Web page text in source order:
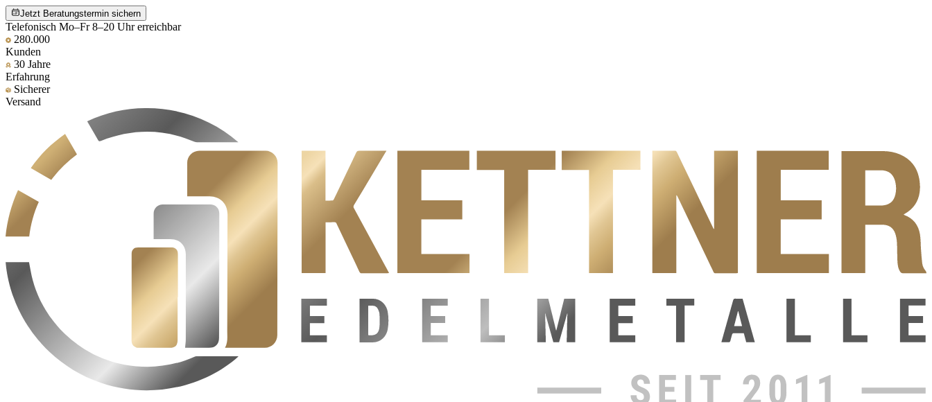
Jetzt Beratungstermin sichern
Telefonisch Mo–Fr 8–20 Uhr erreichbar
280.000
Kunden
30 Jahre
Erfahrung
Sicherer
Versand